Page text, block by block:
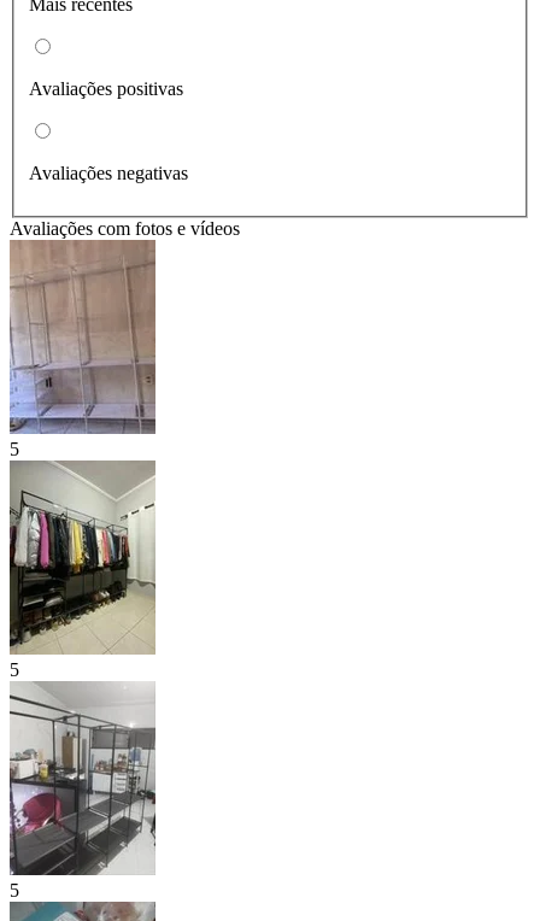
Avaliações positivas
Avaliações negativas
Avaliações com fotos e vídeos
5
5
5